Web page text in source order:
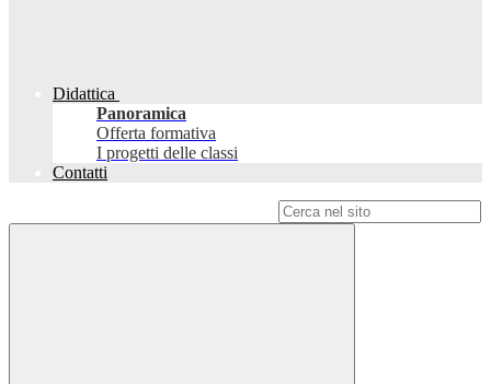
Didattica
Panoramica
Offerta formativa
I progetti delle classi
Contatti